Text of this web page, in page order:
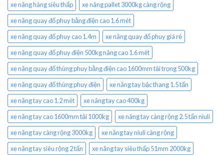
xe nâng hàng siêu thấp
xe nâng pallet 3000kg càng rộng
xe nâng quay đổ phuy bằng điện cao 1.6 mét
xe nâng quay đổ phuy cao 1.4m
xe nâng quay đổ phuy giá rẻ
xe nâng quay đổ phuy điện 500kg nâng cao 1.6 mét
xe nâng quay đổ thùng phuy bằng điện cao 1600mm tải trọng 500kg
xe nâng quay đổ thùng phuy điện
xe nâng tay bậc thang 1.5 tấn
xe nâng tay cao 1.2 mét
xe nâng tay cao 400kg
xe nâng tay cao 1600mm tải 1000kg
xe nâng tay càng rộng 2.5 tấn niuli
xe nâng tay càng rộng 3000kg
xe nâng tay niuli càng rộng
xe nâng tay siêu rộng 2 tấn
xe nâng tay siêu thấp 51mm 2000kg